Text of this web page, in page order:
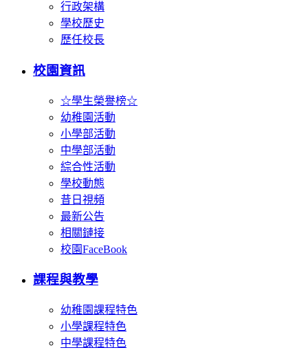
行政架構
學校歷史
歷任校長
校園資訊
☆學生榮譽榜☆
幼稚園活動
小學部活動
中學部活動
綜合性活動
學校動態
昔日視頻
最新公告
相關鏈接
校園FaceBook
課程與教學
幼稚園課程特色
小學課程特色
中學課程特色